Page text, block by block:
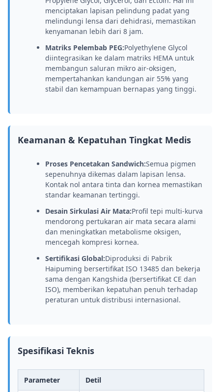
menciptakan lapisan pelindung padat yang
melindungi lensa dari dehidrasi, memastikan
kenyamanan lebih dari 8 jam.
Matriks Pelembab PEG:Polyethylene Glycol
diintegrasikan ke dalam matriks HEMA untuk
membangun saluran mikro air-oksigen,
mempertahankan kandungan air 55% yang
stabil dan kemampuan bernapas yang tinggi.
Keamanan & Kepatuhan Tingkat Medis
Proses Pencetakan Sandwich:Semua pigmen
sepenuhnya dikemas dalam lapisan lensa.
Kontak nol antara tinta dan kornea memastikan
standar keamanan tertinggi.
Desain Sirkulasi Air Mata:Profil tepi multi-kurva
mendorong pertukaran air mata secara alami
dan meningkatkan metabolisme oksigen,
mencegah kompresi kornea.
Sertifikasi Global:Diproduksi di Pabrik
Haipuming bersertifikat ISO 13485 dan bekerja
sama dengan Kangshida (bersertifikat CE dan
ISO), memberikan kepatuhan penuh terhadap
peraturan untuk distribusi internasional.
Spesifikasi Teknis
Parameter Detil